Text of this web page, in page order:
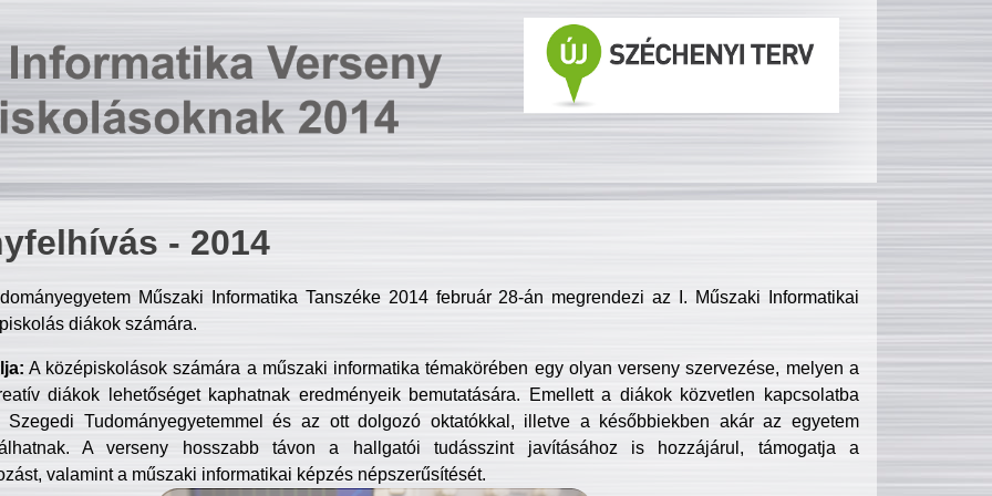
- 2014
Műszaki Informatika Tanszéke 2014 február 28-án megrendezi az I. Műszaki Informatikai
diákok számára.
A középiskolások számára a műszaki informatika témakörében egy olyan verseny szervezése, melyen a
diákok lehetőséget kaphatnak eredményeik bemutatására. Emellett a diákok közvetlen kapcsolatba
Szegedi Tudományegyetemmel és az ott dolgozó oktatókkal, illetve a későbbiekben akár az egyetem
A verseny hosszabb távon a hallgatói tudásszint javításához is hozzájárul, támogatja a
valamint a műszaki informatikai képzés népszerűsítését.